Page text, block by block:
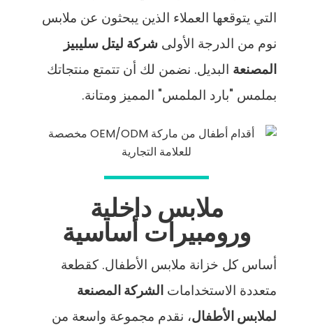
التي يتوقعها العملاء الذين يبحثون عن ملابس
نوم من الدرجة الأولىشركة ليتل سليبيز
المصنعة البديل. نضمن لك أن تتمتع منتجاتك
بملمس "بارد الملمس" المميز ومتانة.
ملابس داخلية
ورومبيرات أساسية
أساس كل خزانة ملابس الأطفال. كقطعة
متعددة الاستخداماتالشركة المصنعة
لملابس الأطفال، نقدم مجموعة واسعة من